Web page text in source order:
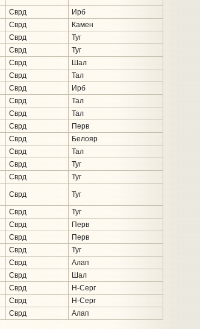
Сврд
Ирб
Сврд
Камен
Сврд
Туг
Сврд
Туг
Сврд
Шал
Сврд
Тал
Сврд
Ирб
Сврд
Тал
Сврд
Тал
Сврд
Перв
Сврд
Белояр
Сврд
Тал
Сврд
Туг
Сврд Туг
Сврд Туг
Сврд
Туг
Сврд
Перв
Сврд
Перв
Сврд
Туг
Сврд
Алап
Сврд
Шал
Сврд
Н-Серг
Сврд
Н-Серг
Сврд
Алап